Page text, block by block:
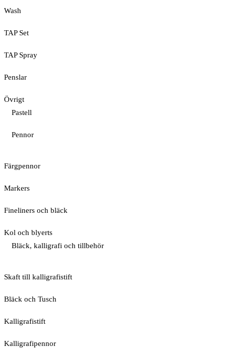
Wash
TAP Set
TAP Spray
Penslar
Övrigt
Pastell
Pennor
Färgpennor
Markers
Fineliners och bläck
Kol och blyerts
Bläck, kalligrafi och tillbehör
Skaft till kalligrafistift
Bläck och Tusch
Kalligrafistift
Kalligrafipennor